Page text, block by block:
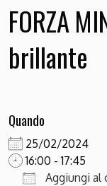
FORZA
brillante
Quando
25/02/2024
16:00 - 17:45
Aggiungi al